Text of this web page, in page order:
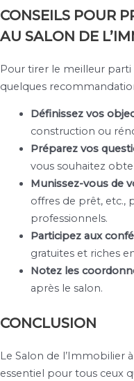
CONSEILS POUR
AU SALON DE
Pour tirer le meilleur parti
quelques
Définissez vos
construction ou
Préparez vos
vous souhaitez
Munissez-vous de
offres de prêt, etc.,
professionnels.
Participez aux
gratuites et riches
Notez les
après le salon.
CONCLUSION
Le Salon de l’Immobilier
essentiel pour tous ceux